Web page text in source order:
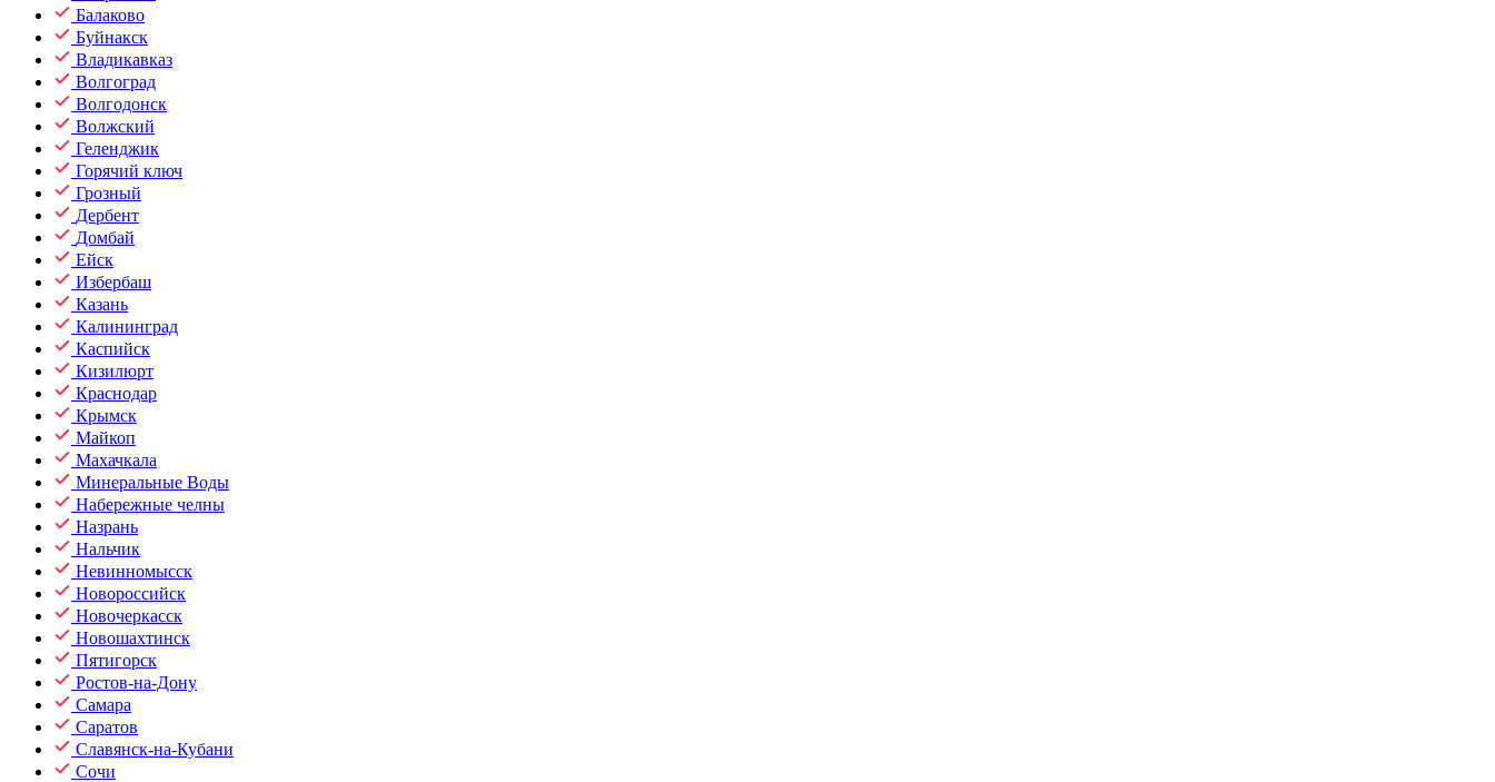
Балаково
Буйнакск
Владикавказ
Волгоград
Волгодонск
Волжский
Геленджик
Горячий ключ
Грозный
Дербент
Домбай
Ейск
Избербаш
Казань
Калининград
Каспийск
Кизилюрт
Краснодар
Крымск
Майкоп
Махачкала
Минеральные Воды
Набережные челны
Назрань
Нальчик
Невинномысск
Новороссийск
Новочеркасск
Новошахтинск
Пятигорск
Ростов-на-Дону
Самара
Саратов
Славянск-на-Кубани
Сочи